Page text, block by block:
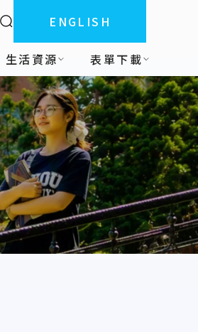
全站搜索ENGLISH
生活資源 表單下載